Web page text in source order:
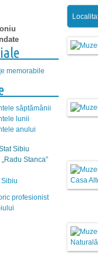
memorabile
săptămânii
lunii
anului
Sibiu
Stanca”
profesionist